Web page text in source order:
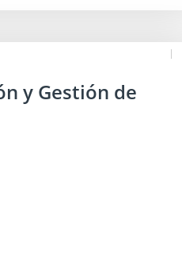
y Gestión de